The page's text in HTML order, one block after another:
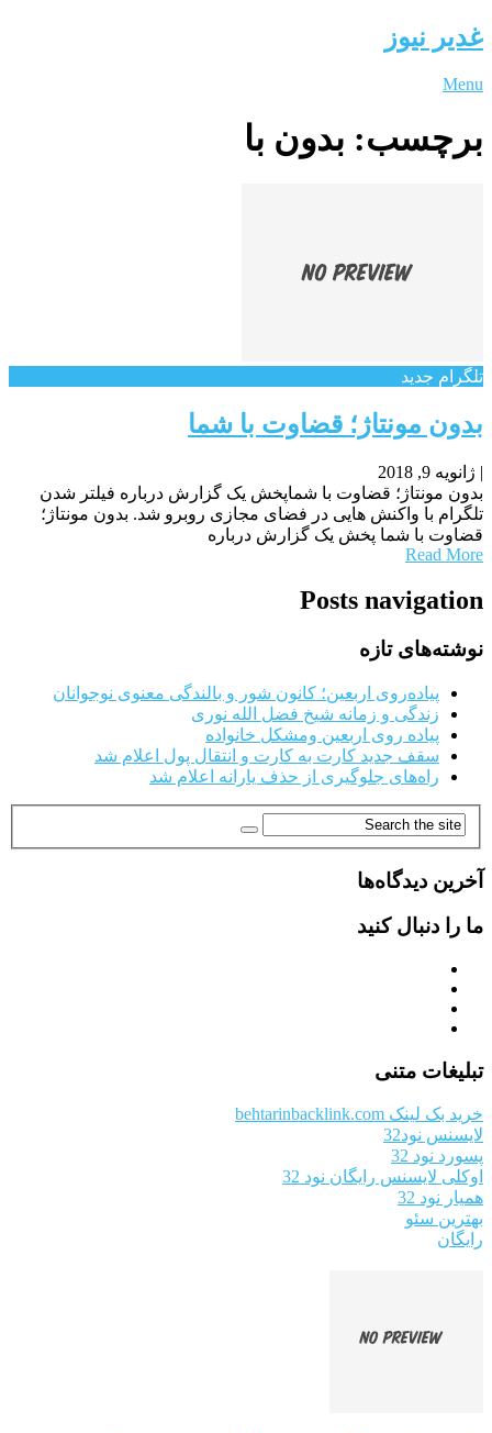
غدیر نیوز
Menu
برچسب: بدون با
تلگرام جدید
بدون مونتاژ؛ قضاوت با شما
| ژانویه 9, 2018
بدون مونتاژ؛ قضاوت با شماپخش یک گزارش درباره فیلتر شدن
تلگرام با واکنش هایی در فضای مجازی روبرو شد. بدون مونتاژ؛
قضاوت با شما پخش یک گزارش درباره
Read More
Posts navigation
نوشته‌های تازه
پیاده‌روی اربعین؛ کانون شور و بالندگی معنوی نوجوانان
زندگی و زمانه شیخ فضل الله نوری
پیاده روی اربعین ومشکل خانواده
سقف جدید کارت به کارت و انتقال پول اعلام شد
راه‌های جلوگیری از حذف یارانه اعلام شد
آخرین دیدگاه‌ها
ما را دنبال کنید
تبلیغات متنی
خرید بک لینک behtarinbacklink.com
لایسنس نود32
پسورد نود 32
اوکلی لایسنس رایگان نود 32
همیار نود 32
بهترین سئو
رایگان